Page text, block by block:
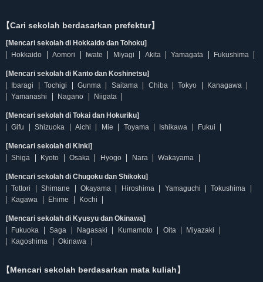
【Cari sekolah berdasarkan prefektur】
[Mencari sekolah di Hokkaido dan Tohoku]
Hokkaido
Aomori Iwate Miyagi Akita Yamagata Fukushima
[Mencari sekolah di Kanto dan Koshinetsu]
Ibaragi
Tochigi Gunma Saitama Chiba Tokyo
Kanagawa
Yamanashi
Nagano Niigata
[Mencari sekolah di Tokai dan Hokuriku]
Gifu
Shizuoka Aichi Mie Toyama Ishikawa Fukui
[Mencari sekolah di Kinki]
Shiga
Kyoto Osaka Hyogo Nara Wakayama
[Mencari sekolah di Chugoku dan Shikoku]
Tottori
Shimane Okayama Hiroshima Yamaguchi
Tokushima
Kagawa
Ehime Kochi
[Mencari sekolah di Kyusyu dan Okinawa]
Fukuoka
Saga Nagasaki Kumamoto Oita
Miyazaki
Kagoshima
Okinawa
【Mencari sekolah berdasarkan mata kuliah】